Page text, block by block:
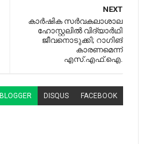
NEXT
കാര്‍ഷിക സര്‍വകലാശാല
ഹോസ്റ്റലില്‍ വിദ്യാര്‍ഥി
ജീവനൊടുക്കി; റാഗിങ്
കാരണമെന്ന്
എസ്.എഫ്.ഐ.
BLOGGER DISQUS FACEBOOK